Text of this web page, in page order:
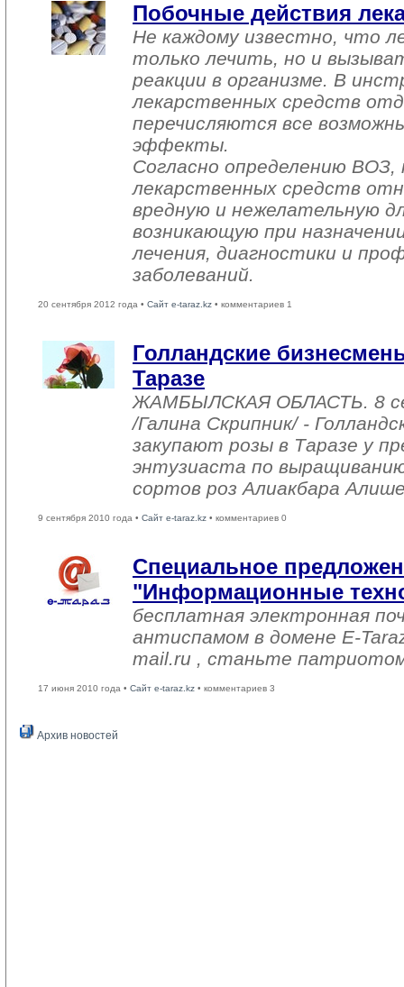
Побочные действия
Не каждому известно, что
только лечить, но и
реакции в организме. В
лекарственных средств
перечисляются все
эффекты.
Согласно определению ВОЗ,
лекарственных средств
вредную и нежелательную
возникающую при
лечения, диагностики и
заболеваний.
20 сентября 2012 года • Сайт e-taraz.kz • комментариев 1
Голландские
Таразе
ЖАМБЫЛСКАЯ ОБЛАСТЬ. 8
/Галина Скрипник/ -
закупают розы в Таразе у
энтузиаста по
сортов роз Алиакбара
9 сентября 2010 года • Сайт e-taraz.kz • комментариев 0
Специальное
"Информационные
бесплатная электронная
антиспамом в домене E-
mail.ru , станьте патриотом
17 июня 2010 года • Сайт e-taraz.kz • комментариев 3
Архив новостей